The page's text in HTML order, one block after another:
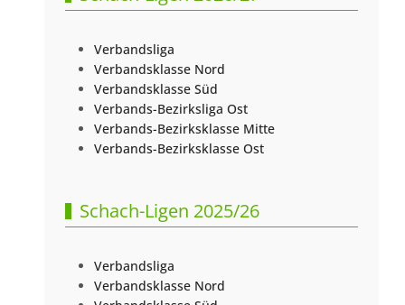
Verbandsliga
Verbandsklasse Nord
Verbandsklasse Süd
Verbands-Bezirksliga Ost
Verbands-Bezirksklasse Mitte
Verbands-Bezirksklasse Ost
Schach-Ligen 2025/26
Verbandsliga
Verbandsklasse Nord